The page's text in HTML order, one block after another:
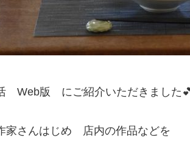
Web版 にご紹介いただきました
家さんはじめ 店内の作品などを